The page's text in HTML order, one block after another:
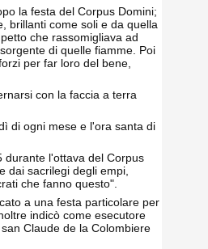
la festa del Corpus Domini;
brillanti come soli e da quella
che rassomigliava ad
di quelle fiamme. Poi
per far loro del bene,
con la faccia a terra
di ogni mese e l'ora santa di
durante l'ottava del Corpus
dai sacrilegi degli empi,
che fanno questo".
a una festa particolare per
indicò come esecutore
Claude de la Colombiere